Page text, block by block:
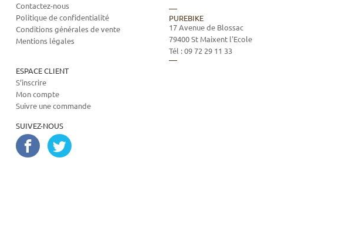
Contactez-nous
Politique de confidentialité
Conditions générales de vente
Mentions légales
ESPACE CLIENT
S’inscrire
Mon compte
Suivre une commande
SUIVEZ-NOUS
PUREBIKE
17 Avenue de Blossac
79400St Maixent l'Ecole
Tél :09 72 29 11 33